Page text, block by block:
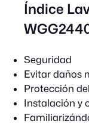
Índice
Seguridad
Evitar daños
Protección
Instalación y